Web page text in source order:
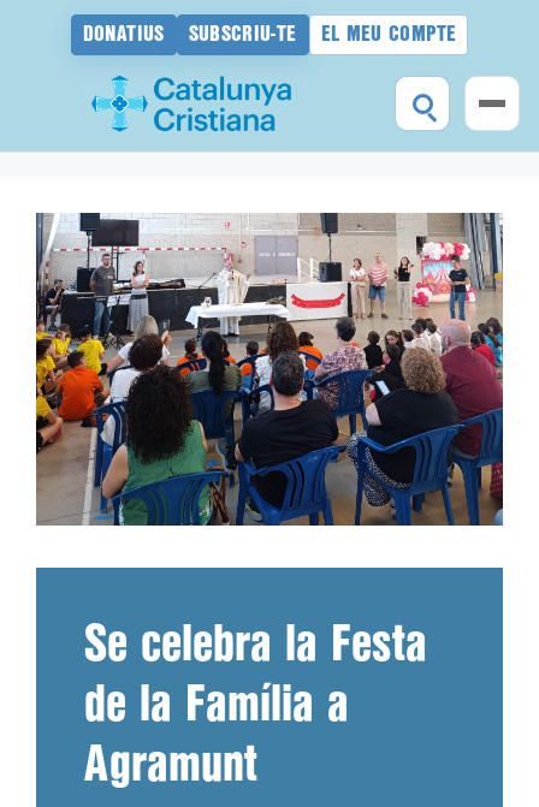
DONATIUS SUBSCRIU-TE EL MEU COMPTE
contingut
Se celebra la Festa
de la Família a
Agramunt